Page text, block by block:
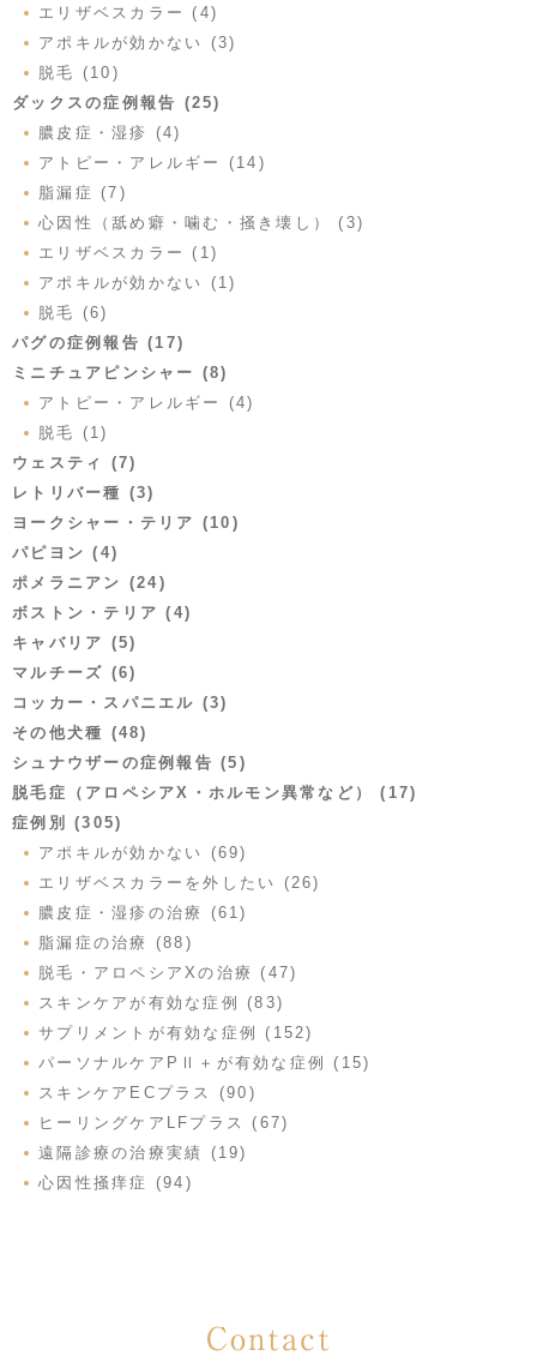
エリザベスカラー (4)
アポキルが効かない (3)
脱毛 (10)
ダックスの症例報告 (25)
膿皮症・湿疹 (4)
アトピー・アレルギー (14)
脂漏症 (7)
心因性（舐め癖・噛む・掻き壊し） (3)
エリザベスカラー (1)
アポキルが効かない (1)
脱毛 (6)
パグの症例報告 (17)
ミニチュアピンシャー (8)
アトピー・アレルギー (4)
脱毛 (1)
ウェスティ (7)
レトリバー種 (3)
ヨークシャー・テリア (10)
パピヨン (4)
ポメラニアン (24)
ボストン・テリア (4)
キャバリア (5)
マルチーズ (6)
コッカー・スパニエル (3)
その他犬種 (48)
シュナウザーの症例報告 (5)
脱毛症（アロペシアX・ホルモン異常など） (17)
症例別 (305)
アポキルが効かない (69)
エリザベスカラーを外したい (26)
膿皮症・湿疹の治療 (61)
脂漏症の治療 (88)
脱毛・アロペシアXの治療 (47)
スキンケアが有効な症例 (83)
サプリメントが有効な症例 (152)
パーソナルケアPⅡ＋が有効な症例 (15)
スキンケアECプラス (90)
ヒーリングケアLFプラス (67)
遠隔診療の治療実績 (19)
心因性掻痒症 (94)
Contact